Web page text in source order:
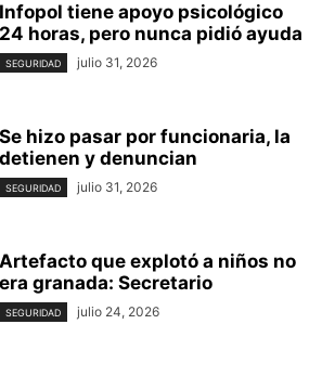
Infopol tiene apoyo psicológico
24 horas, pero nunca pidió ayuda
SEGURIDAD julio 31, 2026
Se hizo pasar por funcionaria, la
detienen y denuncian
SEGURIDAD julio 31, 2026
Artefacto que explotó a niños no
era granada: Secretario
SEGURIDAD julio 24, 2026